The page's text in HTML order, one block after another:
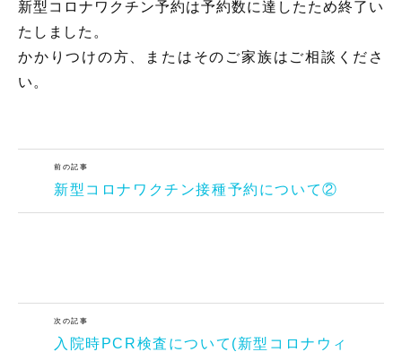
新型コロナワクチン予約は予約数に達したため終了い
たしました。
かかりつけの方、またはそのご家族はご相談くださ
い。
前の記事
新型コロナワクチン接種予約について②
次の記事
入院時PCR検査について(新型コロナウィ